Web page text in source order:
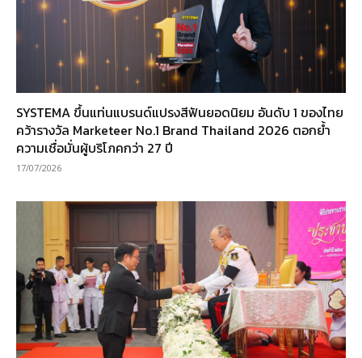
SYSTEMA ขึ้นแท่นแบรนด์แปรงสีฟันยอดนิยม อันดับ 1 ของไทย
คว้ารางวัล Marketeer No.1 Brand Thailand 2026 ตอกย้ำ
ความเชื่อมั่นผู้บริโภคกว่า 27 ปี
17/07/2026